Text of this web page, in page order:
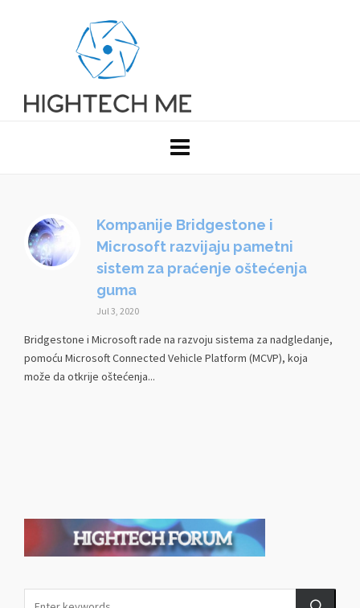
Kompanije Bridgestone i
Microsoft razvijaju pametni
sistem za praćenje oštećenja
guma
Jul 3, 2020
Bridgestone i Microsoft rade na razvoju sistema za nadgledanje,
pomoću Microsoft Connected Vehicle Platform (MCVP), koja
može da otkrije oštećenja...